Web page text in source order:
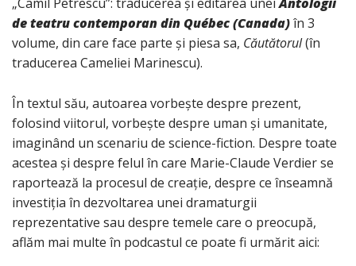
de teatru contemporan din Québec (Canada)în 3
volume, din care face parte și piesa sa, Căutătorul(în
traducerea Cameliei Marinescu).
În textul său, autoarea vorbește despre prezent,
folosind viitorul, vorbește despre uman și umanitate,
imaginând un scenariu de science-fiction. Despre toate
acestea și despre felul în care Marie-Claude Verdier se
raportează la procesul de creație, despre ce înseamnă
investiția în dezvoltarea unei dramaturgii
reprezentative sau despre temele care o preocupă,
aflăm mai multe în podcastul ce poate fi urmărit aici: